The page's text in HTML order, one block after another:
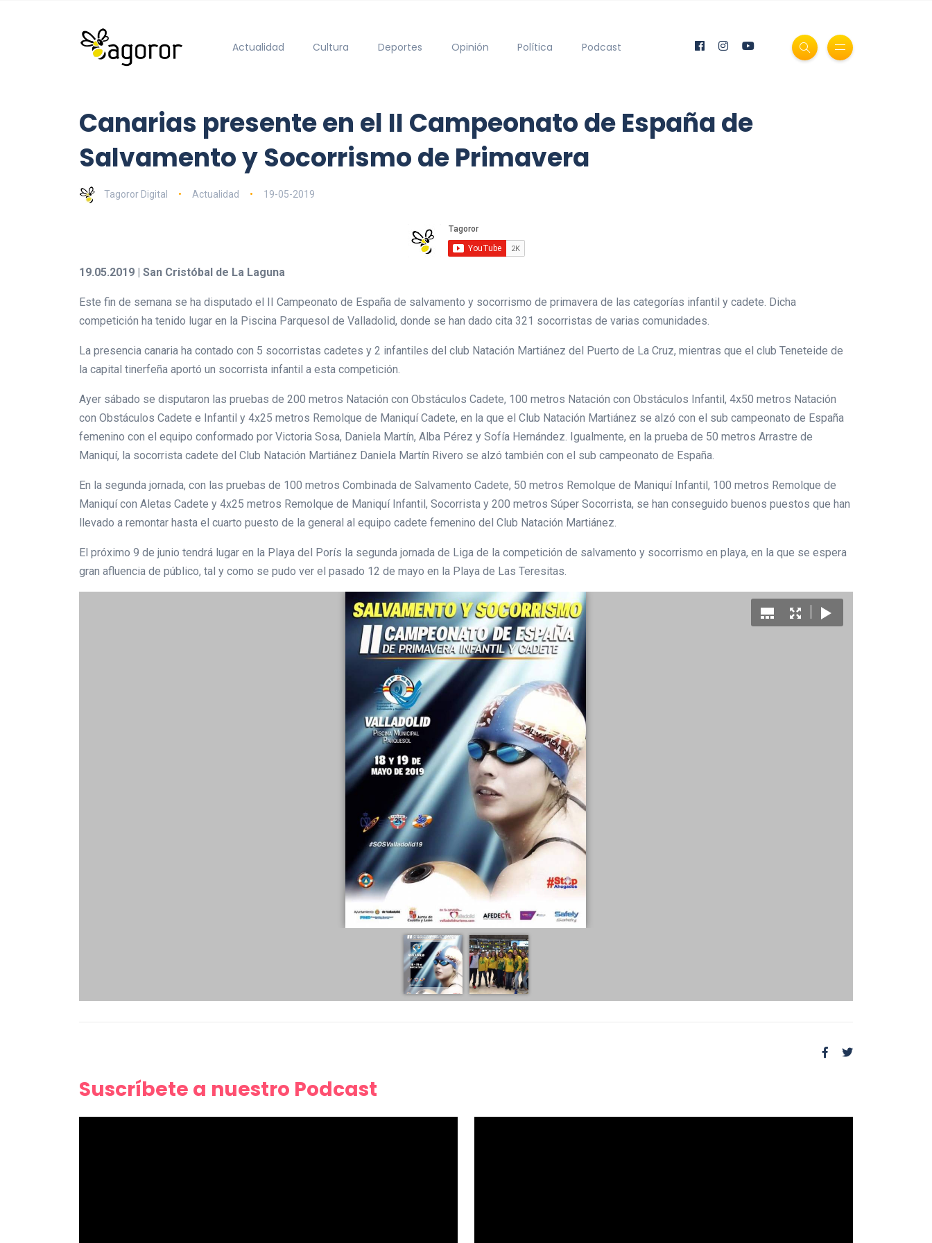
Actualidad Cultura Deportes Opinión Política Podcast
Canarias presente en el II Campeonato de España de
Salvamento y Socorrismo de Primavera
Tagoror Digital Actualidad 19-05-2019
19.05.2019 | San Cristóbal de La Laguna
Este fin de semana se ha disputado el II Campeonato de España de salvamento y socorrismo de primavera de las categorías infantil y cadete. Dicha
competición ha tenido lugar en la Piscina Parquesol de Valladolid, donde se han dado cita 321 socorristas de varias comunidades.
La presencia canaria ha contado con 5 socorristas cadetes y 2 infantiles del club Natación Martiánez del Puerto de La Cruz, mientras que el club Teneteide de
la capital tinerfeña aportó un socorrista infantil a esta competición.
Ayer sábado se disputaron las pruebas de 200 metros Natación con Obstáculos Cadete, 100 metros Natación con Obstáculos Infantil, 4x50 metros Natación
con Obstáculos Cadete e Infantil y 4x25 metros Remolque de Maniquí Cadete, en la que el Club Natación Martiánez se alzó con el sub campeonato de España
femenino con el equipo conformado por Victoria Sosa, Daniela Martín, Alba Pérez y Sofía Hernández. Igualmente, en la prueba de 50 metros Arrastre de
Maniquí, la socorrista cadete del Club Natación Martiánez Daniela Martín Rivero se alzó también con el sub campeonato de España.
En la segunda jornada, con las pruebas de 100 metros Combinada de Salvamento Cadete, 50 metros Remolque de Maniquí Infantil, 100 metros Remolque de
Maniquí con Aletas Cadete y 4x25 metros Remolque de Maniquí Infantil, Socorrista y 200 metros Súper Socorrista, se han conseguido buenos puestos que han
llevado a remontar hasta el cuarto puesto de la general al equipo cadete femenino del Club Natación Martiánez.
El próximo 9 de junio tendrá lugar en la Playa del Porís la segunda jornada de Liga de la competición de salvamento y socorrismo en playa, en la que se espera
gran afluencia de público, tal y como se pudo ver el pasado 12 de mayo en la Playa de Las Teresitas.
Suscríbete a nuestro Podcast